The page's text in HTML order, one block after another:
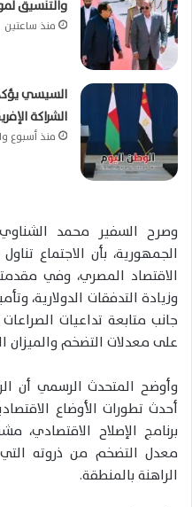
والتنسيق
منذ ساعتين
السيسي
الشراكة
منذ أسبوع
وصرح السفير محمد الشناوي
الجمهورية، بأن الاجتماع
الاقتصاد المصري، وفي
وزيادة التدفقات الدولارية،
جانب متابعة تداعيات
على معدلات التضخم والميزان
وأوضح المتحدث الرسمي أن
أحدث تطورات الأوضاع
برنامج الإصلاح الاقتصادي،
الراهنة بالمنطقة.